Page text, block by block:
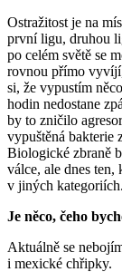
Ostražitost je na
první ligu, druhou
po celém světě se
rovnou přímo
si, že vypustím
hodin nedostane
by to zničilo
vypuštěná bakterie
Biologické zbraně
válce, ale dnes
v jiných kategoriích.
Je něco, čeho
Aktuálně se
i mexické chřipky.